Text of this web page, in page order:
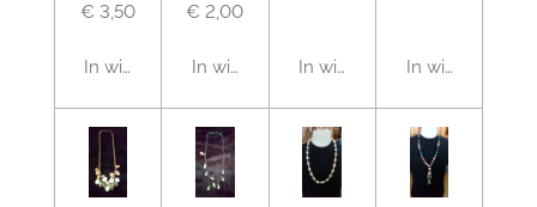
€ 3,50
In winkelwagen
€ 2,00
In winkelwagenIn winkelwagenIn winkelwagen